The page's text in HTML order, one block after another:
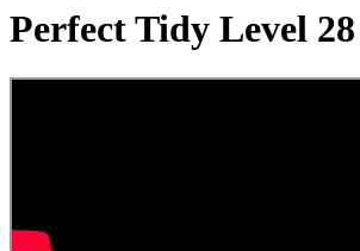
Perfect Tidy Level 28